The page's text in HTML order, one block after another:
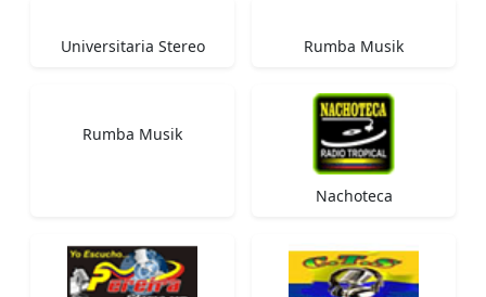
Universitaria Stereo Rumba Musik
Rumba Musik
Nachoteca